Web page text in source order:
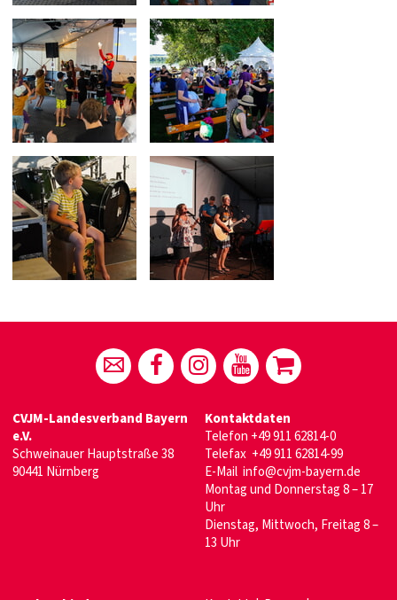
CVJM-Landesverband Bayern
e.V.
Schweinauer Hauptstraße 38
90441 Nürnberg
Kontaktdaten
Telefon +49 911 62814-0
Telefax +49 911 62814-99
E-Mail info@cvjm-bayern.de
Montag und Donnerstag 8 – 17
Uhr
Dienstag, Mittwoch, Freitag 8 –
13 Uhr